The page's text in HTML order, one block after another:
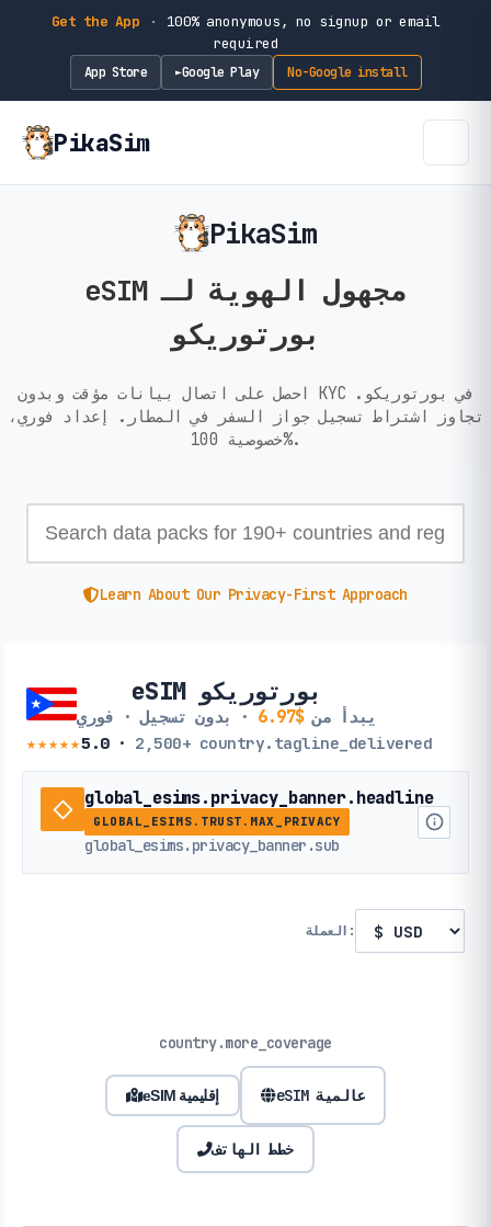
Get the App ·
100% anonymous, no signup or email
required
App Store ►Google Play No-Google install
PikaSim
PikaSim
eSIM مجهول الهوية لـ
بورتوريكو
احصل على اتصال بيانات مؤقت وبدون KYC في بورتوريكو.
تجاوز اشتراط تسجيل جواز السفر في المطار. إعداد فوري،
خصوصية 100%.
Learn About Our Privacy-First Approach
eSIM بورتوريكو
يبدأ من$6.97
· بدون تسجيل · فوري
★★★★★5.0· 2,500+ country.tagline_delivered
global_esims.privacy_banner.headline
GLOBAL_ESIMS.TRUST.MAX_PRIVACY
global_esims.privacy_banner.sub
العملة:
country.more_coverage
eSIM إقليمية eSIM عالمية
خطط الهاتف